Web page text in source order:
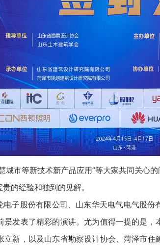
城市等新技术新产品应用”等大家共同关心
的经验和独到的见解。
子股份有限公司、山东华天电气电气股
发表了精彩的演讲。尤为值得一提的是
新，以及山东省勘察设计协会、菏泽市